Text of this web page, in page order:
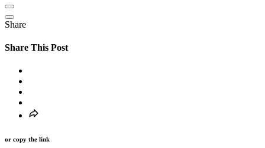
Share
Share This Post
or copy the link